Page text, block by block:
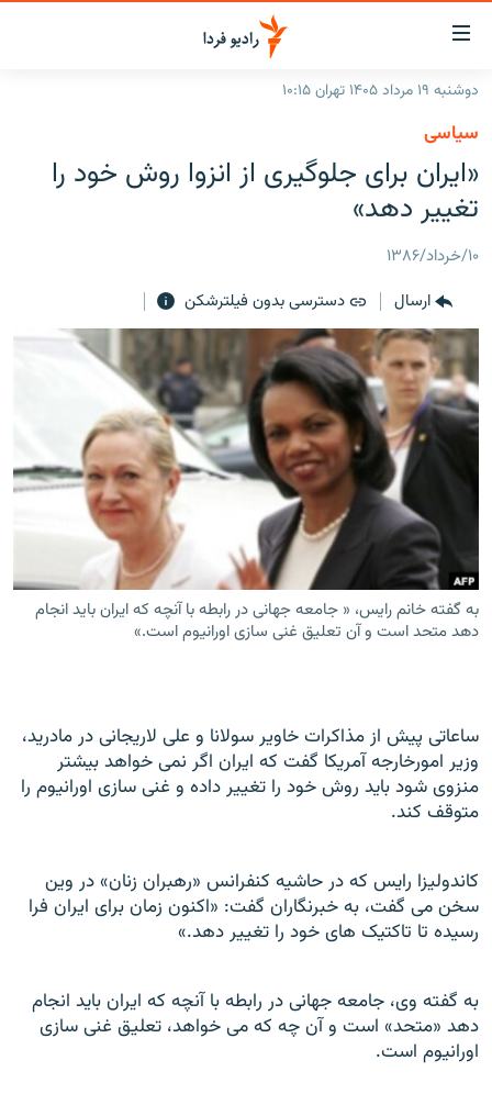
لینک‌های
قابلیت
دسترسی
بازگشت
منوی
اصلی
رفتن
صفحه
جستجو
ایران
جهان
برنامه‌های رادیویی
فرکانس‌ها
پادکست
چندرسانه‌ای
گزارش‌های تصویری
گزارش‌های ویدئویی
زنان فردا
English
به ما بپیوندید
زبان‌های دیگر
دوشنبه ۱۹ مرداد ۱۴۰۵ تهران ۱۰:۱۵
سیاسی
«ایران برای جلوگیری از انزوا روش خود را
تغییر دهد»
۱۰/خرداد/۱۳۸۶
ارسال
دسترسی بدون فیلترشکن
به گفته خانم رایس، « جامعه جهانی در رابطه با آنچه که ايران بايد انجام
دهد متحد است و آن تعليق غنی سازی اورانيوم است.»
ساعاتی پيش از مذاکرات خاوير سولانا و علی لاريجانی در مادريد،
وزير امورخارجه آمريکا گفت که ايران اگر نمی خواهد بيشتر
منزوی شود بايد روش خود را تغيير داده و غنی سازی اورانيوم را
متوقف کند.
کاندوليزا رايس که در حاشيه کنفرانس «رهبران زنان» در وين
سخن می گفت، به خبرنگاران گفت: «اکنون زمان برای ايران فرا
رسيده تا تاکتيک های خود را تغيير دهد.»
به گفته وی، جامعه جهانی در رابطه با آنچه که ايران بايد انجام
دهد «متحد» است و آن چه که می خواهد، تعليق غنی سازی
اورانيوم است.